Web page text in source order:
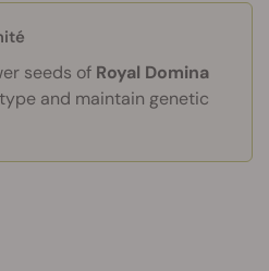
seeds of Royal Domina
and maintain genetic